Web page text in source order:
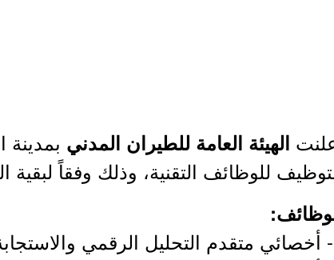
الهيئة العامة للطيران المدني بمدينة
للوظائف التقنية، وذلك وفقاً لبقية